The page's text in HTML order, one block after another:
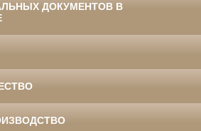
ДОКУМЕНТОВ В